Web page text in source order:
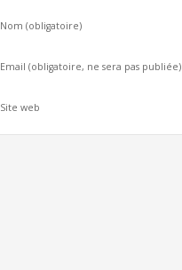
Nom (obligatoire)
Email (obligatoire, ne sera pas publiée)
Site web